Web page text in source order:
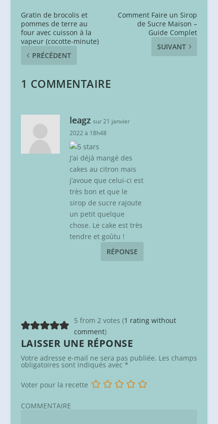
Gratin de brocolis et
pommes de terre au
four avec cuisson à la
vapeur (cocotte-minute)
PRÉCÉDENT
Comment Faire un Sirop
de Sucre Maison –
Guide Complet
SUIVANT
1 COMMENTAIRE
leagz sur 21 janvier
2022 à 18h48
J’ai déjà mangé des
cakes au citron mais
j’avoue que celui-ci est
très bon et que le
sirop de sucre rajoute
un petit quelque
chose. Le cake est très
tendre et goûtu !
RÉPONSE
5 from 2 votes (1 rating without
comment)
LAISSER UNE RÉPONSE
Votre adresse e-mail ne sera pas publiée. Les champs
obligatoires sont indiqués avec *
Voter pour la recette
COMMENTAIRE